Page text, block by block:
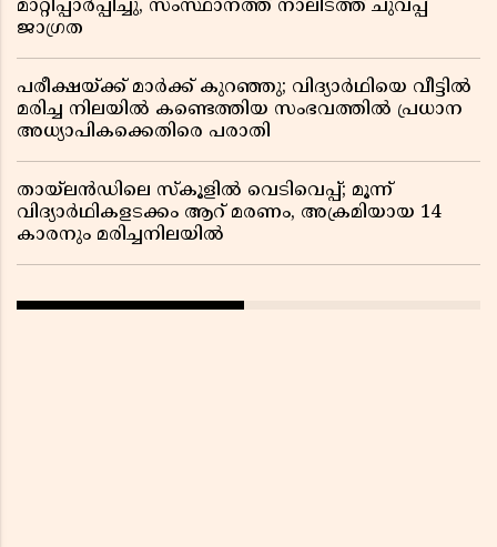
മാറ്റിപ്പാർപ്പിച്ചു, സംസ്ഥാനത്ത് നാലിടത്ത് ചുവപ്പ്
ജാഗ്രത
പരീക്ഷയ്ക്ക് മാർക്ക് കുറഞ്ഞു; വിദ്യാർഥിയെ വീട്ടിൽ
മരിച്ച നിലയിൽ കണ്ടെത്തിയ സംഭവത്തിൽ പ്രധാന
അധ്യാപികക്കെതിരെ പരാതി
തായ്‌ലൻഡിലെ സ്‌കൂളിൽ വെടിവെപ്പ്; മൂന്ന്
വിദ്യാർഥികളടക്കം ആറ് മരണം, അക്രമിയായ 14
കാരനും മരിച്ചനിലയിൽ